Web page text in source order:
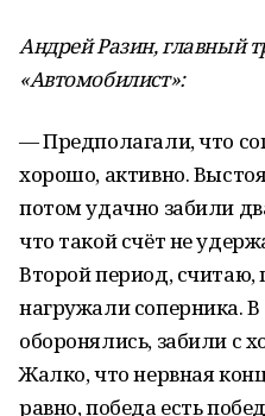
Андрей Разин, главный
«Автомобилист»:
— Предполагали, что
хорошо, активно.
потом удачно забили
что такой счёт не
Второй период, считаю,
нагружали соперника.
оборонялись, забили с
Жалко, что нервная
равно, победа есть